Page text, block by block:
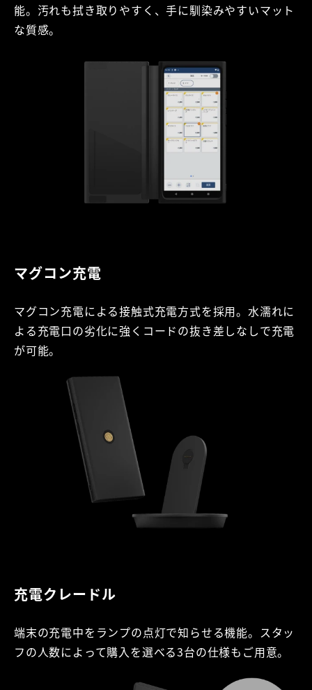
能。汚れも拭き取りやすく、手に馴染みやすいマット
な質感。
マグコン充電
マグコン充電による接触式充電方式を採用。水濡れに
よる充電口の劣化に強くコードの抜き差しなしで充電
が可能。
充電クレードル
端末の充電中をランプの点灯で知らせる機能。スタッ
フの人数によって購入を選べる3台の仕様もご用意。